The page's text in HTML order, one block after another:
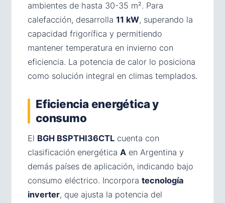
ambientes de hasta 30-35 m². Para
calefacción, desarrolla 11 kW, superando la
capacidad frigorífica y permitiendo
mantener temperatura en invierno con
eficiencia. La potencia de calor lo posiciona
como solución integral en climas templados.
Eficiencia energética y
consumo
El BGH BSPTHI36CTL cuenta con
clasificación energética A en Argentina y
demás países de aplicación, indicando bajo
consumo eléctrico. Incorpora tecnología
inverter, que ajusta la potencia del